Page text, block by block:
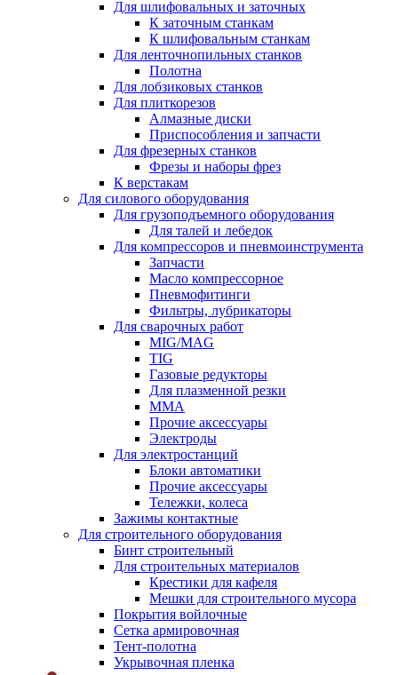
Для шлифовальных и заточных
К заточным станкам
К шлифовальным станкам
Для ленточнопильных станков
Полотна
Для лобзиковых станков
Для плиткорезов
Алмазные диски
Приспособления и запчасти
Для фрезерных станков
Фрезы и наборы фрез
К верстакам
Для силового оборудования
Для грузоподъемного оборудования
Для талей и лебедок
Для компрессоров и пневмоинструмента
Запчасти
Масло компрессорное
Пневмофитинги
Фильтры, лубрикаторы
Для сварочных работ
MIG/MAG
TIG
Газовые редукторы
Для плазменной резки
ММА
Прочие аксессуары
Электроды
Для электростанций
Блоки автоматики
Прочие аксессуары
Тележки, колеса
Зажимы контактные
Для строительного оборудования
Бинт строительный
Для строительных материалов
Крестики для кафеля
Мешки для строительного мусора
Покрытия войлочные
Сетка армировочная
Тент-полотна
Укрывочная пленка